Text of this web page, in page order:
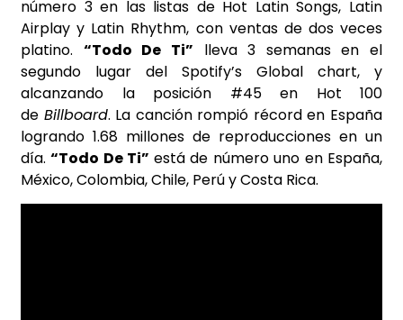
número 3 en las listas de Hot Latin Songs, Latin
Airplay y Latin Rhythm, con ventas de dos veces
platino. “Todo De Ti” lleva 3 semanas en el
segundo lugar del Spotify’s Global chart, y
alcanzando la posición #45 en Hot 100
de Billboard. La canción rompió récord en España
logrando 1.68 millones de reproducciones en un
día.“Todo De Ti” está de número uno en España,
México, Colombia, Chile, Perú y Costa Rica.